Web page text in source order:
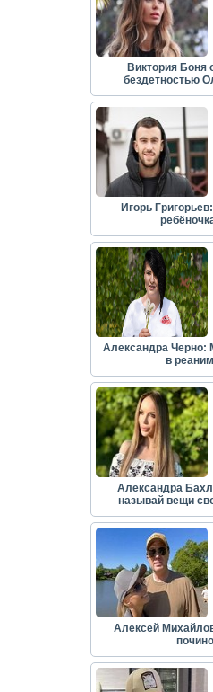
Виктория Боня
бездетностью
Игорь
Александра
в
Александра
называй вещи
Алексей